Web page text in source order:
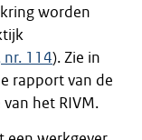
worden
114). Zie in
rapport van de
het RIVM.